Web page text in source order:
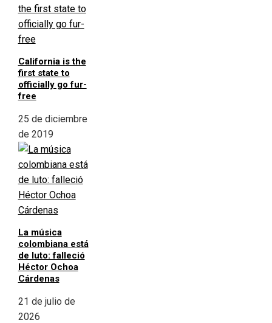
California is the
first state to
officially go fur-
free
25 de diciembre
de 2019
La música
colombiana está
de luto: falleció
Héctor Ochoa
Cárdenas
21 de julio de
2026